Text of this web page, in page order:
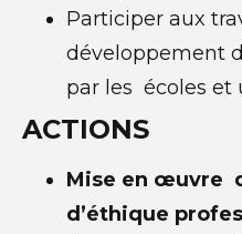
Participer aux
développement
par les écoles et
ACTIONS
Mise en œuvre
d’éthique